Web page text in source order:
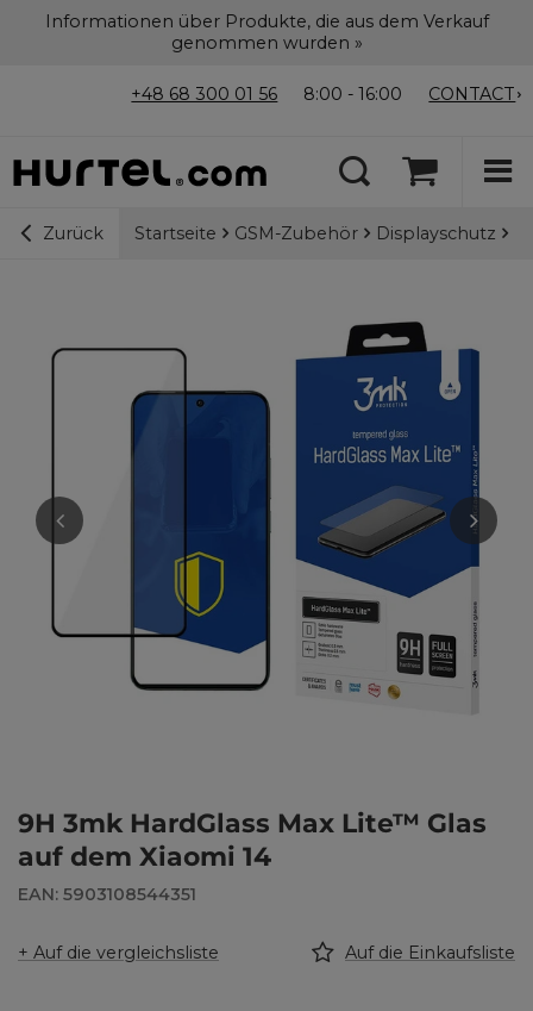
Informationen über Produkte, die aus dem Verkauf
genommen wurden »
+48 68 300 01 56 8:00 - 16:00 CONTACT
Zurück Startseite GSM-Zubehör Displayschutz
9H 3mk HardGlass Max Lite™ Glas
auf dem Xiaomi 14
EAN: 5903108544351
+ Auf die vergleichsliste Auf die Einkaufsliste